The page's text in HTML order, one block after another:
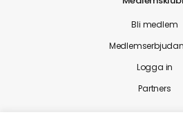
Bli medlem
Logga in
Partners